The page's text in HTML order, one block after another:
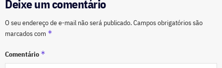
Deixe um comentário
O seu endereço de e-mail não será publicado.Campos obrigatórios são
marcados com *
Comentário *